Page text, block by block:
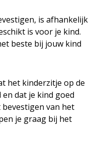
is afhankelijk
is voor je kind.
beste bij jouw kind
het kinderzitje op de
dat je kind goed
van het
je graag bij het